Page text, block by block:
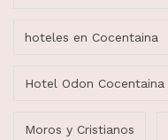
hoteles en Cocentaina
Hotel Odon Cocentaina
Moros y Cristianos